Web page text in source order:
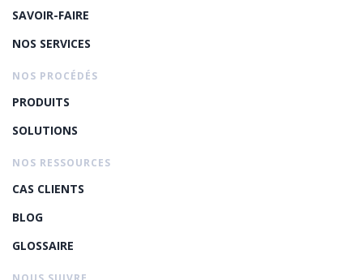
SAVOIR-FAIRE
NOS SERVICES
NOS PROCÉDÉS
PRODUITS
SOLUTIONS
NOS RESSOURCES
CAS CLIENTS
BLOG
GLOSSAIRE